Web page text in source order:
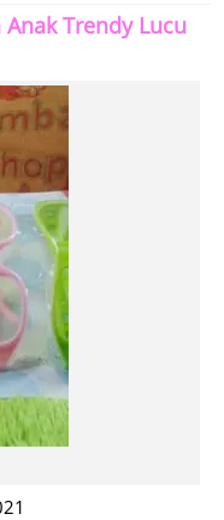
Anak Trendy Lucu